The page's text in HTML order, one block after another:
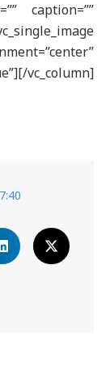
caption=””
vc_column]